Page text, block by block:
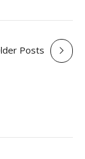
Posts